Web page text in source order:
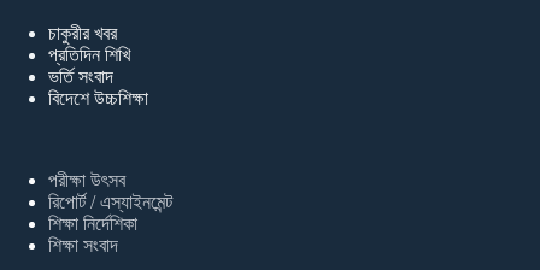
চাকুরীর খবর
প্রতিদিন শিখি
ভর্তি সংবাদ
বিদেশে উচ্চশিক্ষা
পরীক্ষা উৎসব
রিপোর্ট / এস্যাইনমেন্ট
শিক্ষা নির্দেশিকা
শিক্ষা সংবাদ